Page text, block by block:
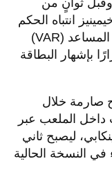
ثوانٍ من
انتباه الحكم
إلى الواقعة، لتتدخل تقنية حكم الفيديو المساعد (VAR)
بإشهار البطاقة
صارمة خلال
داخل الملعب عبر
ليصبح ثاني
النسخة الحالية